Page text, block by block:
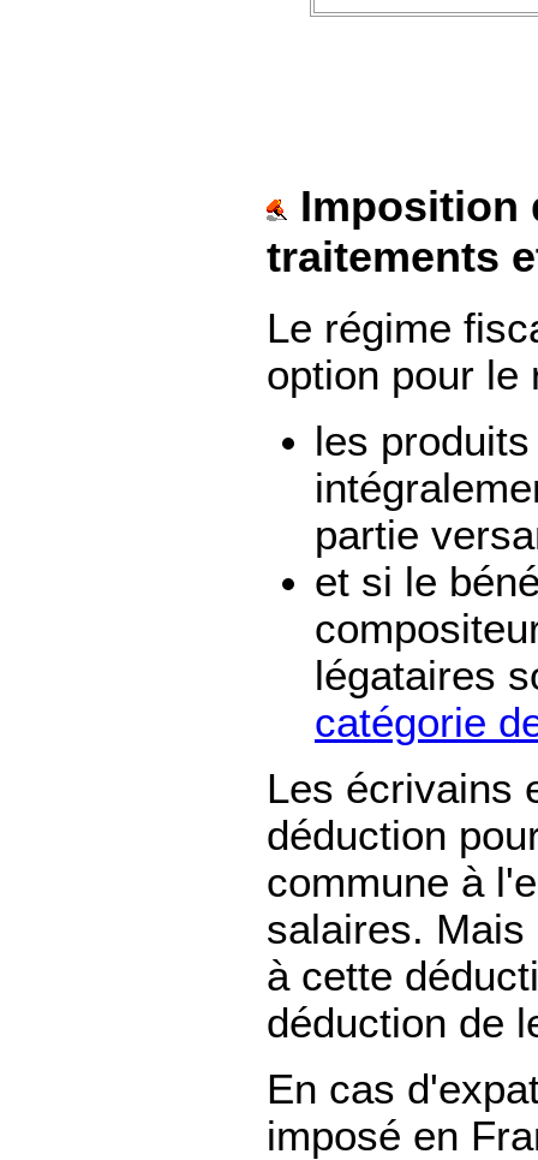
Imposition
traitements
Le régime
option pour le
les
partie
et si le
légataires
catégorie
Les écrivains
déduction
commune à
salaires. Mais
à cette
déduction de
En cas
imposé en